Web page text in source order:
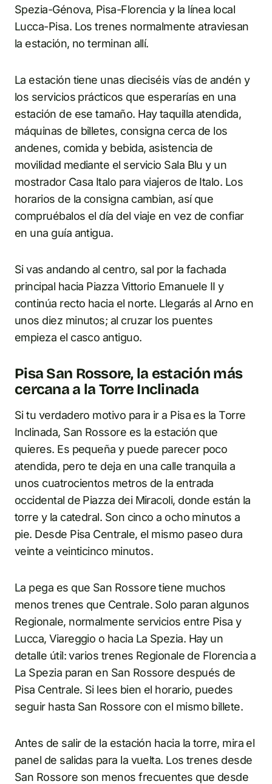
Spezia-Génova, Pisa-Florencia y la línea local
Lucca-Pisa. Los trenes normalmente atraviesan
la estación, no terminan allí.
La estación tiene unas dieciséis vías de andén y
los servicios prácticos que esperarías en una
estación de ese tamaño. Hay taquilla atendida,
máquinas de billetes, consigna cerca de los
andenes, comida y bebida, asistencia de
movilidad mediante el servicio Sala Blu y un
mostrador Casa Italo para viajeros de Italo. Los
horarios de la consigna cambian, así que
compruébalos el día del viaje en vez de confiar
en una guía antigua.
Si vas andando al centro, sal por la fachada
principal hacia Piazza Vittorio Emanuele II y
continúa recto hacia el norte. Llegarás al Arno en
unos diez minutos; al cruzar los puentes
empieza el casco antiguo.
Pisa San Rossore, la estación más
cercana a la Torre Inclinada
Si tu verdadero motivo para ir a Pisa es la Torre
Inclinada, San Rossore es la estación que
quieres. Es pequeña y puede parecer poco
atendida, pero te deja en una calle tranquila a
unos cuatrocientos metros de la entrada
occidental de Piazza dei Miracoli, donde están la
torre y la catedral. Son cinco a ocho minutos a
pie. Desde Pisa Centrale, el mismo paseo dura
veinte a veinticinco minutos.
La pega es que San Rossore tiene muchos
menos trenes que Centrale. Solo paran algunos
Regionale, normalmente servicios entre Pisa y
Lucca, Viareggio o hacia La Spezia. Hay un
detalle útil: varios trenes Regionale de Florencia a
La Spezia paran en San Rossore después de
Pisa Centrale. Si lees bien el horario, puedes
seguir hasta San Rossore con el mismo billete.
Antes de salir de la estación hacia la torre, mira el
panel de salidas para la vuelta. Los trenes desde
San Rossore son menos frecuentes que desde